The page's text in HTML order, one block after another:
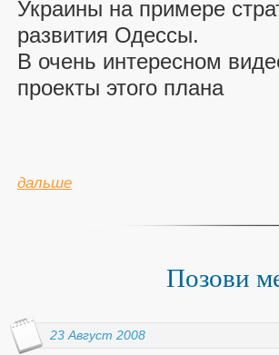
Украины на примере
развития Одессы.
В очень интересном
проекты этого плана
дальше
Позови
23 Август 2008